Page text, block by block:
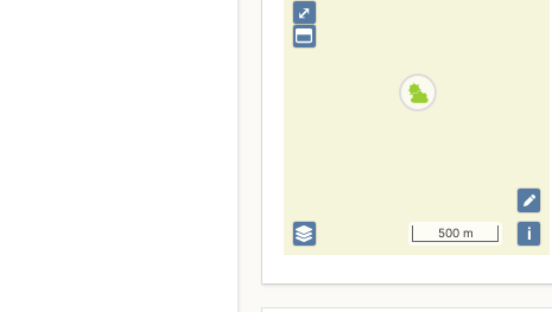
⤢
500 m i